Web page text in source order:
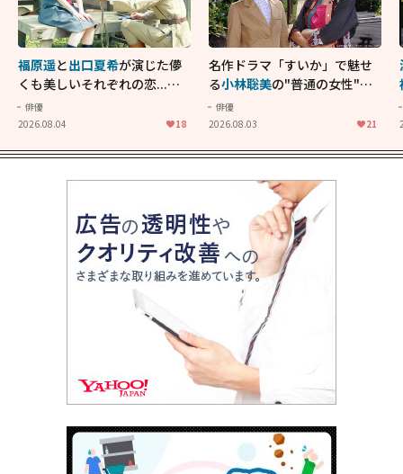
福原遥と出口夏希が演じた儚
くも美しいそれぞれの恋...生
きることの尊さを教えてくれ
た映画「あの花が咲く丘で、
俳優
2026.08.04
18
名作ドラマ「すいか」で魅せ
る小林聡美の"普通の女性"が
大人に刺さる...映画「かもめ
食堂」にも通じる静かな芝居
俳優
2026.08.03
21